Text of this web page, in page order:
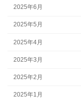
2025年6月
2025年5月
2025年4月
2025年3月
2025年2月
2025年1月